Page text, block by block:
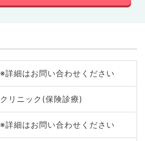
※詳細はお問い合わせください
クリニック(保険診療)
※詳細はお問い合わせください